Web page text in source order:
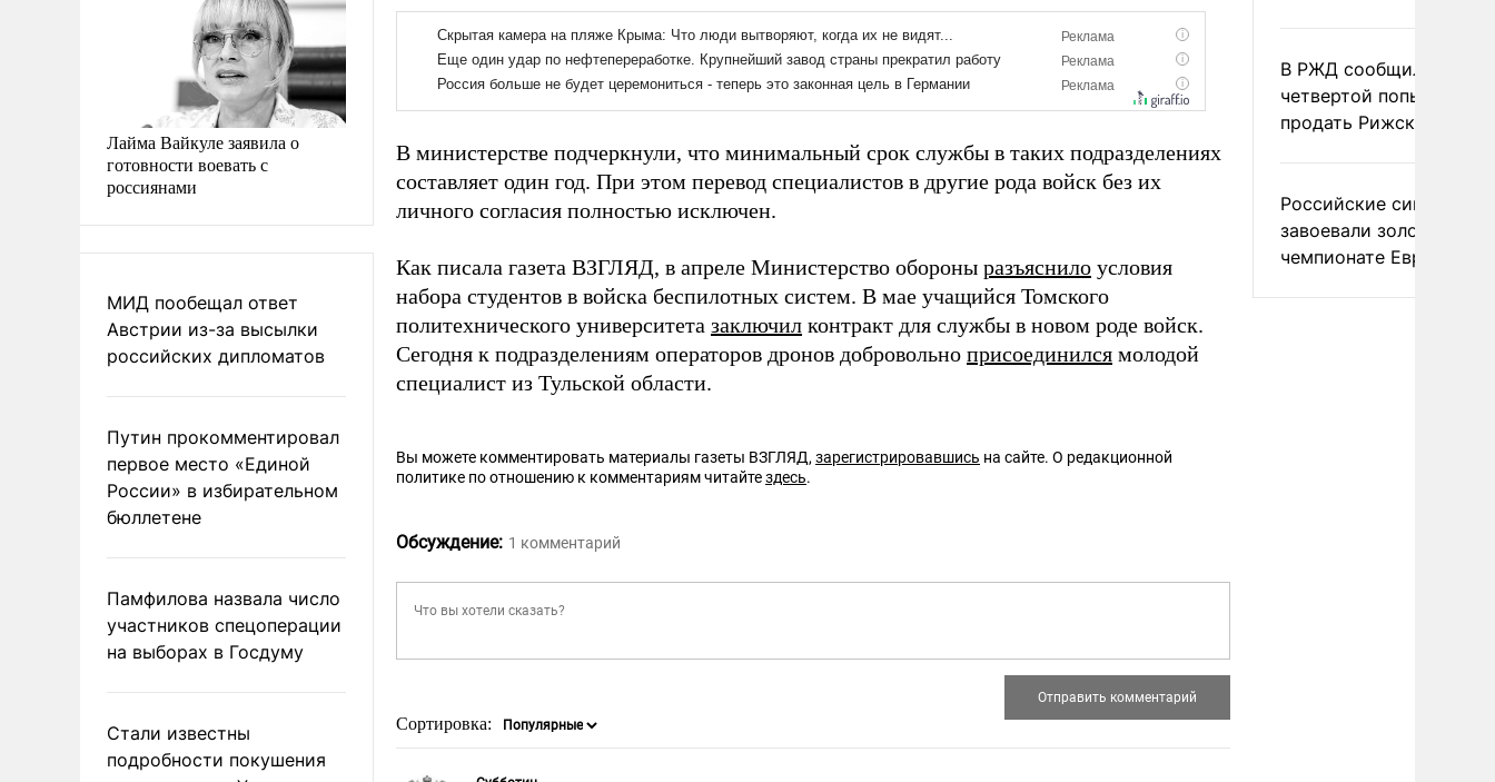
Лайма Вайкуле заявила о
готовности воевать с
россиянами
МИД пообещал ответ
Австрии из-за высылки
российских дипломатов
Путин прокомментировал
первое место «Единой
России» в избирательном
бюллетене
Памфилова назвала число
участников спецоперации
на выборах в Госдуму
Стали известны
подробности покушения
В министерстве подчеркнули, что минимальный срок службы в таких подразделениях
составляет один год. При этом перевод специалистов в другие рода войск без их
личного согласия полностью исключен.
Как писала газета ВЗГЛЯД, в апреле Министерство обороны разъяснило условия
набора студентов в войска беспилотных систем. В мае учащийся Томского
политехнического университета заключил контракт для службы в новом роде войск.
Сегодня к подразделениям операторов дронов добровольно присоединился молодой
специалист из Тульской области.
Вы можете комментировать материалы газеты ВЗГЛЯД, зарегистрировавшись на сайте. О редакционной
политике по отношению к комментариям читайтездесь.
Обсуждение: 1 комментарий
Сортировка:
В РЖД сообщили о
четвертой попытке
продать Рижский
Российские
завоевали золото на
чемпионате Европы